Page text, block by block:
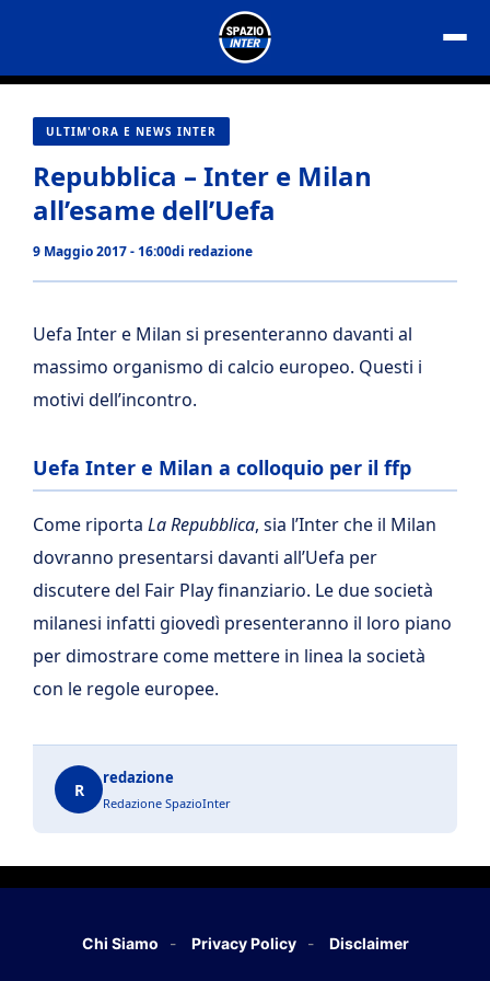
contenuto
ULTIM'ORA E NEWS INTER
Repubblica – Inter e Milan
all’esame dell’Uefa
9 Maggio 2017 - 16:00di redazione
Uefa Inter e Milan si presenteranno davanti al
massimo organismo di calcio europeo. Questi i
motivi dell’incontro.
Uefa Inter e Milan a colloquio per il ffp
Come riporta La Repubblica, sia l’Inter che il Milan
dovranno presentarsi davanti all’Uefa per
discutere del Fair Play finanziario. Le due società
milanesi infatti giovedì presenteranno il loro piano
per dimostrare come mettere in linea la società
con le regole europee.
R
redazione
Redazione SpazioInter
Chi Siamo Privacy Policy Disclaimer